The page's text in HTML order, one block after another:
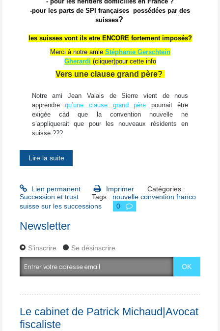
-pour les parts de SPI françaises possédées par des
suisses?
les suisses vont ils etre ENCORE fortement imposés?
Merci à notre amie Stéphanie Gerschtein
Gherardi (cliquer)pour cette info
Vers une clause grand père?
Notre ami Jean Valais de Sierre vient de nous
apprendrequ’une clause grand père pourrait être
exigée càd que la convention nouvelle ne
s’appliquerait que pour les nouveaux résidents en
suisse ???
Lire la suite
Lien permanent Imprimer
Catégories :
Succession et trust
Tags : nouvelle convention franco
suisse sur les successions
0
Newsletter
S'inscrire Se désinscrire
Le cabinet de Patrick Michaud|Avocat
fiscaliste